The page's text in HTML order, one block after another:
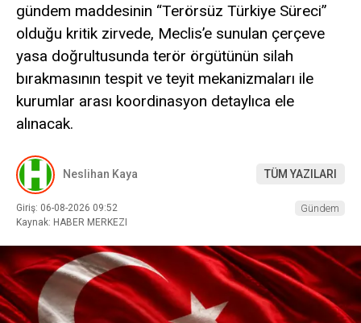
gündem maddesinin “Terörsüz Türkiye Süreci”
olduğu kritik zirvede, Meclis’e sunulan çerçeve
yasa doğrultusunda terör örgütünün silah
bırakmasının tespit ve teyit mekanizmaları ile
kurumlar arası koordinasyon detaylıca ele
alınacak.
Neslihan Kaya TÜM YAZILARI
Giriş: 06-08-2026 09:52
Kaynak: HABER MERKEZI
Gündem